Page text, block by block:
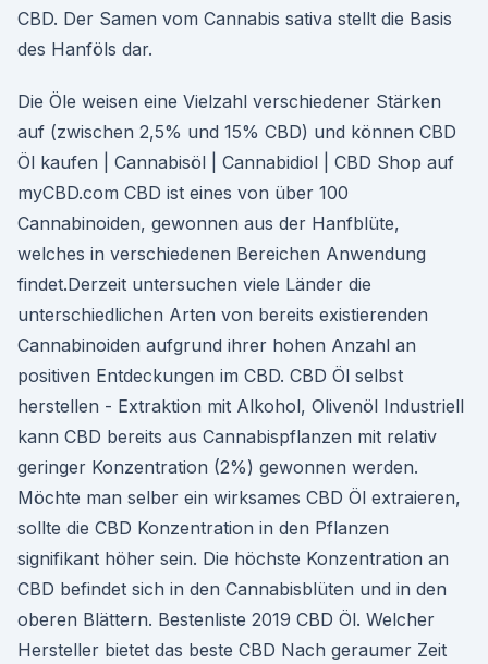
CBD. Der Samen vom Cannabis sativa stellt die Basis
des Hanföls dar.
Die Öle weisen eine Vielzahl verschiedener Stärken
auf (zwischen 2,5% und 15% CBD) und können CBD
Öl kaufen | Cannabisöl | Cannabidiol | CBD Shop auf
myCBD.com CBD ist eines von über 100
Cannabinoiden, gewonnen aus der Hanfblüte,
welches in verschiedenen Bereichen Anwendung
findet.Derzeit untersuchen viele Länder die
unterschiedlichen Arten von bereits existierenden
Cannabinoiden aufgrund ihrer hohen Anzahl an
positiven Entdeckungen im CBD. CBD Öl selbst
herstellen - Extraktion mit Alkohol, Olivenöl Industriell
kann CBD bereits aus Cannabispflanzen mit relativ
geringer Konzentration (2%) gewonnen werden.
Möchte man selber ein wirksames CBD Öl extraieren,
sollte die CBD Konzentration in den Pflanzen
signifikant höher sein. Die höchste Konzentration an
CBD befindet sich in den Cannabisblüten und in den
oberen Blättern. Bestenliste 2019 CBD Öl. Welcher
Hersteller bietet das beste CBD Nach geraumer Zeit